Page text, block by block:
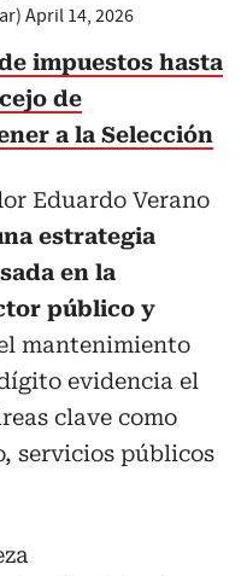
April 14, 2026
impuestos hasta
de
a la Selección
Eduardo Verano
estrategia
en la
público y
mantenimiento
evidencia el
clave como
servicios públicos